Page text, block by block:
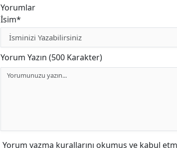
Yorumlar
İsim*
Yorum Yazın (500 Karakter)
Yorum yazma kurallarını okumuş ve kabul